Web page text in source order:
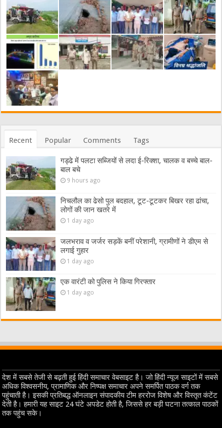
Recent Popular Comments Tags
गड्ढे में पलटा सब्जियों से लदा ई-रिक्शा, चालक व बच्चे बाल-
बाल बचे
9 hours ago
निचलौल का ढेसो पुल बदहाल, टूट-टूटकर बिखर रहा ढांचा,
लोगों की जान खतरे में
1 day ago
जलभराव व जर्जर सड़कें बनीं परेशानी, ग्रामीणों ने डीएम से
लगाई गुहार
1 day ago
एक वारंटी को पुलिस ने किया गिरफ्तार
1 day ago
देश में सबसे तेजी से बढ़ती हुई हिंदी समाचार वेबसाइट है। जो हिंदी न्यूज साइटों में सबसे
अधिक विश्वसनीय, प्रामाणिक और निष्पक्ष समाचार अपने समर्पित पाठक वर्ग तक
पहुंचाती है। इसकी प्रतिबद्ध ऑनलाइन संपादकीय टीम हररोज विशेष और विस्तृत कंटेंट
देती है। हमारी यह साइट 24 घंटे अपडेट होती है, जिससे हर बड़ी घटना तत्काल पाठकों
तक पहुंच सके।